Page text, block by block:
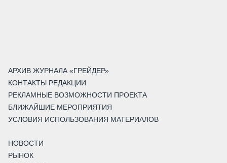
АРХИВ ЖУРНАЛА «ГРЕЙДЕР»
КОНТАКТЫ РЕДАКЦИИ
РЕКЛАМНЫЕ ВОЗМОЖНОСТИ ПРОЕКТА
БЛИЖАЙШИЕ МЕРОПРИЯТИЯ
УСЛОВИЯ ИСПОЛЬЗОВАНИЯ МАТЕРИАЛОВ
НОВОСТИ
РЫНОК